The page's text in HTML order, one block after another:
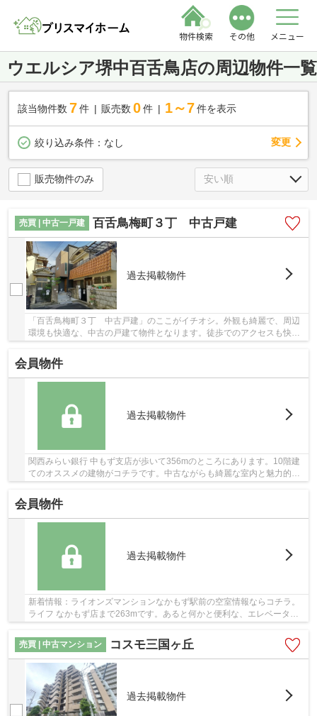
物件検索 その他 メニュー
ウエルシア堺中百舌鳥店の周辺物件一覧
該当物件数 7件 販売数 0 件 1～7 件を表示
絞り込み条件： なし 変更
販売物件のみ
売買 | 中古一戸建 百舌鳥梅町３丁 中古戸建
過去掲載物件
「百舌鳥梅町３丁 中古戸建」のここがイチオシ。外観も綺麗で、周辺
環境も快適な、中古の戸建て物件となります。徒歩でのアクセスも快適
会員物件
過去掲載物件
関西みらい銀行 中もず支店が歩いて356mのところにあります。10階建
てのオススメの建物がコチラです。中古ながらも綺麗な室内と魅力的な
会員物件
過去掲載物件
新着情報：ライオンズマンションなかもず駅前の空室情報ならコチラ。
ライフ なかもず店まで263mです。あると何かと便利な、エレベーター
売買 | 中古マンション
コスモ三国ヶ丘
過去掲載物件